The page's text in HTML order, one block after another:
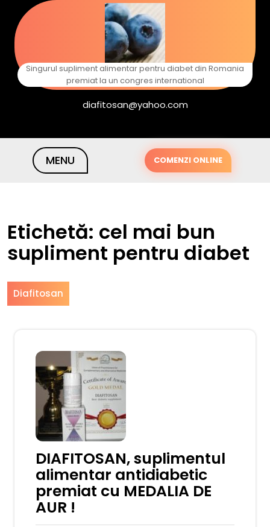
content
Singurul supliment alimentar pentru diabet din Romania
premiat la un congres international
diafitosan@yahoo.com
MENU COMENZI ONLINE
Etichetă: cel mai bun
supliment pentru diabet
Diafitosan
DIAFITOSAN, suplimentul
alimentar antidiabetic
premiat cu MEDALIA DE
AUR !